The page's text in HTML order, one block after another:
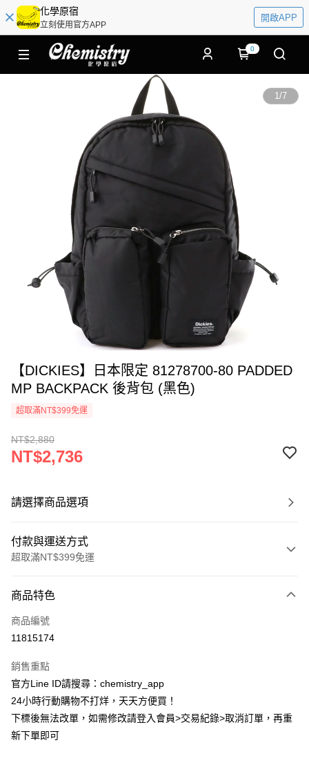
化學原宿
立刻使用官方APP
開啟APP
0
1/7
【DICKIES】日本限定 81278700-80 PADDED
MP BACKPACK 後背包 (黑色)
超取滿NT$399免運
NT$2,880
NT$2,736
請選擇商品選項
付款與運送方式
超取滿NT$399免運
信用卡一次付款
超商取貨付款
Apple Pay
街口支付
悠遊付
商品特色
商品編號
11815174
銷售重點
官方Line ID請搜尋：chemistry_app
24小時行動購物不打烊，天天方便買！
下標後無法改單，如需修改請登入會員>交易紀錄>取消訂單，再重
新下單即可